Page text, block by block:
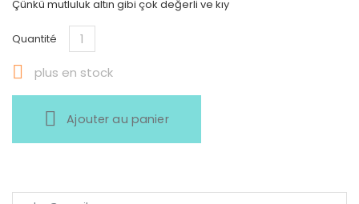
Çünkü mutluluk altın gibi çok değerli ve kıy
Quantité
 plus en stock
Ajouter au panier